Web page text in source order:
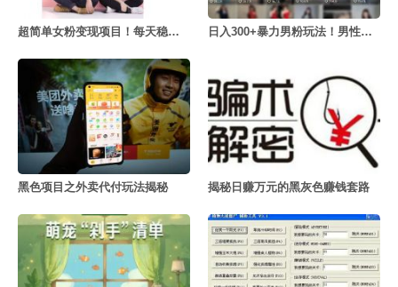
超简单女粉变现项目！每天稳定500+ 日入300+暴力男粉玩法！男性私域暴力变现
黑色项目之外卖代付玩法揭秘 揭秘日赚万元的黑灰色赚钱套路